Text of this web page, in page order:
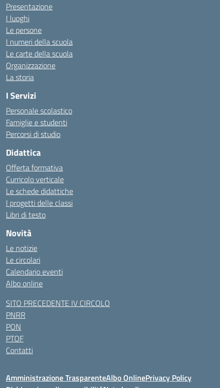
Presentazione
I luoghi
Le persone
I numeri della scuola
Le carte della scuola
Organizzazione
La storia
I Servizi
Personale scolastico
Famiglie e studenti
Percorsi di studio
Didattica
Offerta formativa
Curricolo verticale
Le schede didattiche
I progetti delle classi
Libri di testo
Novità
Le notizie
Le circolari
Calendario eventi
Albo online
SITO PRECEDENTE IV CIRCOLO
PNRR
PON
PTOF
Contatti
Amministrazione TrasparenteAlbo OnlinePrivacy Policy